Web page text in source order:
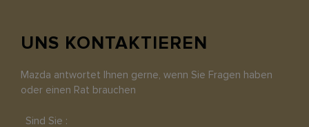
UNS KONTAKTIEREN
Mazda antwortet Ihnen gerne, wenn Sie Fragen haben
oder einen Rat brauchen
Sind Sie :